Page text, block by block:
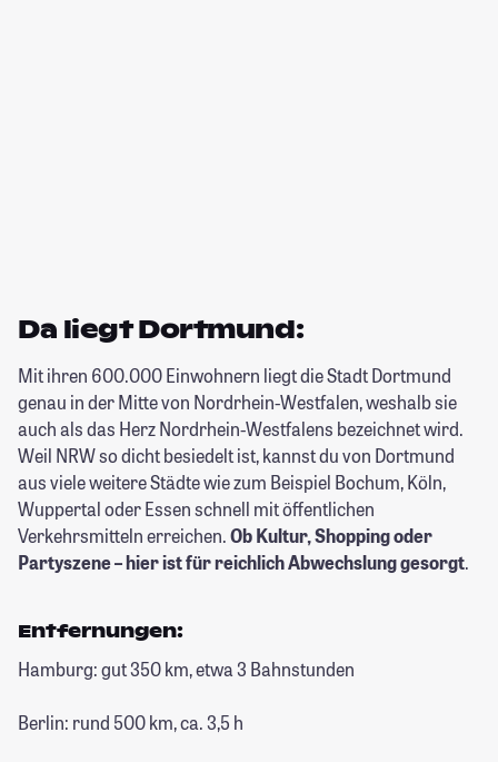
Da liegt Dortmund:
Mit ihren 600.000 Einwohnern liegt die Stadt Dortmund
genau in der Mitte von Nordrhein-Westfalen, weshalb sie
auch als das Herz Nordrhein-Westfalens bezeichnet wird.
Weil NRW so dicht besiedelt ist, kannst du von Dortmund
aus viele weitere Städte wie zum Beispiel Bochum, Köln,
Wuppertal oder Essen schnell mit öffentlichen
Verkehrsmitteln erreichen.Ob Kultur, Shopping oder
Partyszene – hier ist für reichlich Abwechslung gesorgt.
Entfernungen:
Hamburg: gut 350 km, etwa 3 Bahnstunden
Berlin: rund 500 km, ca. 3,5 h